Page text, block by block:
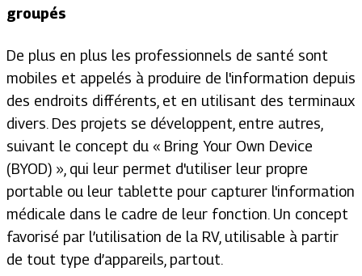
groupés
De plus en plus les professionnels de santé sont
mobiles et appelés à produire de l'information depuis
des endroits différents, et en utilisant des terminaux
divers. Des projets se développent, entre autres,
suivant le concept du « Bring Your Own Device
(BYOD) », qui leur permet d'utiliser leur propre
portable ou leur tablette pour capturer l'information
médicale dans le cadre de leur fonction. Un concept
favorisé par l’utilisation de la RV, utilisable à partir
de tout type d’appareils, partout.